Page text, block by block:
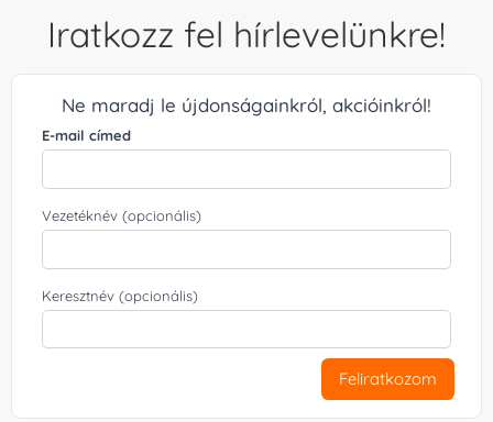
Iratkozz fel hírlevelünkre!
Ne maradj le újdonságainkról, akcióinkról!
E-mail címed
Vezetéknév (opcionális)
Keresztnév (opcionális)
Feliratkozom